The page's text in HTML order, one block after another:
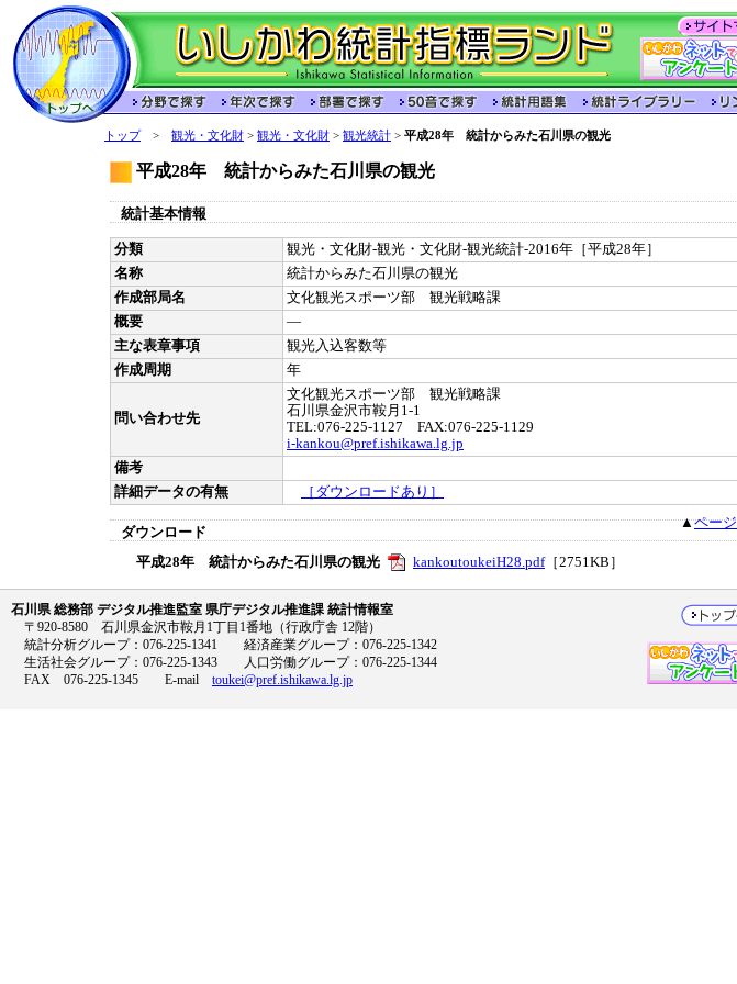
トップ> 観光・文化財 > 観光・文化財 > 観光統計 > 平成28年 統計からみた石川県の観光
平成28年 統計からみた石川県の観光
統計基本情報
分類
観光・文化財-観光・文化財-観光統計-2016年［平成28年］
名称
統計からみた石川県の観光
作成部局名
文化観光スポーツ部 観光戦略課
概要
―
主な表章事項
観光入込客数等
作成周期
年
問い合わせ先
文化観光スポーツ部 観光戦略課
石川県金沢市鞍月1-1
TEL:076-225-1127 FAX:076-225-1129
i-kankou@pref.ishikawa.lg.jp
備考
詳細データの有無
［ダウンロードあり］
ダウンロード
▲ペー
平成28年 統計からみた石川県の観光 kankoutoukeiH28.pdf［2751KB］
石川県 総務部 デジタル推進監室 県庁デジタル推進課 統計情報室
〒920-8580 石川県金沢市鞍月1丁目1番地（行政庁舎 12階）
統計分析グループ：076-225-1341 経済産業グループ：076-225-1342
生活社会グループ：076-225-1343 人口労働グループ：076-225-1344
FAX 076-225-1345 E-mail toukei@pref.ishikawa.lg.jp